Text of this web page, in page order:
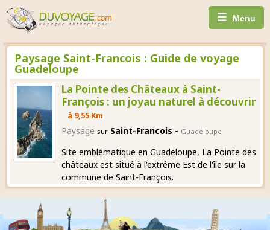
☰ Menu
Paysage Saint-Francois : Guide de voyage
Guadeloupe
La Pointe des Châteaux à Saint-
François : un joyau naturel à découvrir
à 9,55 Km
Paysage sur Saint-Francois - Guadeloupe
Site emblématique en Guadeloupe, La Pointe des
châteaux est situé à l'extrême Est de l'île sur la
commune de Saint-François.